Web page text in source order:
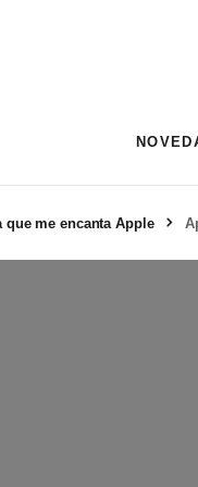
que me encanta Apple